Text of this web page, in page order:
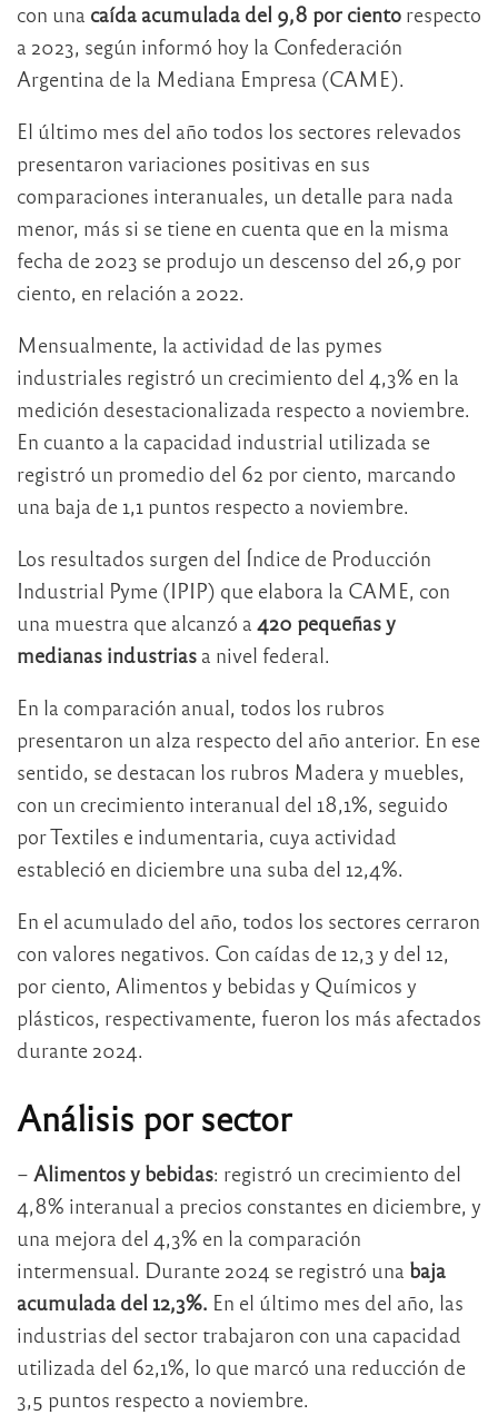
con una caída acumulada del 9,8 por ciento respecto
a 2023, según informó hoy la Confederación
Argentina de la Mediana Empresa (CAME).
El último mes del año todos los sectores relevados
presentaron variaciones positivas en sus
comparaciones interanuales, un detalle para nada
menor, más si se tiene en cuenta que en la misma
fecha de 2023 se produjo un descenso del 26,9 por
ciento, en relación a 2022.
Mensualmente, la actividad de las pymes
industriales registró un crecimiento del 4,3% en la
medición desestacionalizada respecto a noviembre.
En cuanto a la capacidad industrial utilizada se
registró un promedio del 62 por ciento, marcando
una baja de 1,1 puntos respecto a noviembre.
Los resultados surgen del Índice de Producción
Industrial Pyme (IPIP) que elabora la CAME, con
una muestra que alcanzó a 420 pequeñas y
medianas industrias a nivel federal.
En la comparación anual, todos los rubros
presentaron un alza respecto del año anterior. En ese
sentido, se destacan los rubros Madera y muebles,
con un crecimiento interanual del 18,1%, seguido
por Textiles e indumentaria, cuya actividad
estableció en diciembre una suba del 12,4%.
En el acumulado del año, todos los sectores cerraron
con valores negativos. Con caídas de 12,3 y del 12,
por ciento, Alimentos y bebidas y Químicos y
plásticos, respectivamente, fueron los más afectados
durante 2024.
Análisis por sector
– Alimentos y bebidas: registró un crecimiento del
4,8% interanual a precios constantes en diciembre, y
una mejora del 4,3% en la comparación
intermensual. Durante 2024 se registró una baja
acumulada del 12,3%. En el último mes del año, las
industrias del sector trabajaron con una capacidad
utilizada del 62,1%, lo que marcó una reducción de
3,5 puntos respecto a noviembre.